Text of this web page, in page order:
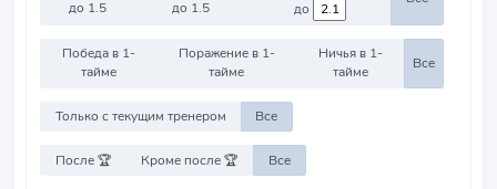
до 1.5
до 1.5
до
Победа в 1-
тайме
Поражение в 1-
тайме
Ничья в 1-
тайме
Все
Только с текущим тренером Все
После 🏆 Кроме после 🏆 Все